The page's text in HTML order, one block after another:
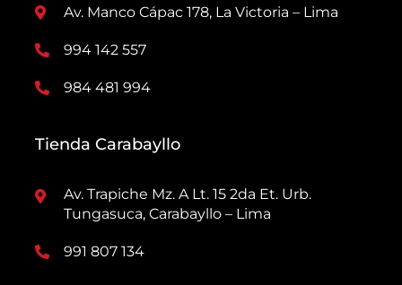
Av. Manco Cápac 178, La Victoria – Lima
994 142 557
984 481 994
Tienda Carabayllo
Av. Trapiche Mz. A Lt. 15 2da Et. Urb.
Tungasuca, Carabayllo – Lima
991 807 134